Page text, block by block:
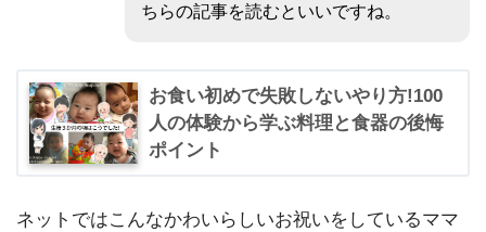
ちらの記事を読むといいですね。
お食い初めで失敗しないやり方!100
人の体験から学ぶ料理と食器の後悔
ポイント
ネットではこんなかわいらしいお祝いをしているママ